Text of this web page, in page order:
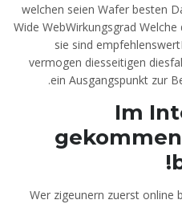
welchen seien Wafer besten
Wide WebWirkungsgrad
sie sind
vermogen diesseitigen
ein Ausgangspunkt zur
Im
„Wer zigeunern zuerst